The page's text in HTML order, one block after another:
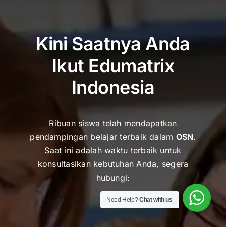
Kini Saatnya Anda
Ikut Edumatrix
Indonesia
Ribuan siswa telah mendapatkan
pendampingan belajar terbaik dalam OSN.
Saat ini adalah waktu terbaik untuk
konsultasikan kebutuhan Anda, segera
hubungi:
Need Help?Chat with us